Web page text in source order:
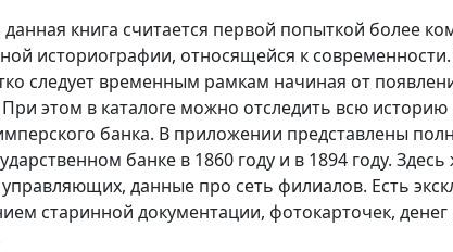
книга считается первой попыткой более
историографии, относящейся к
следует временным рамкам начиная от
этом в каталоге можно отследить всю
банка. В приложении представлены
банке в 1860 году и в 1894 году.
данные про сеть филиалов. Есть
старинной документации, фотокарточек,